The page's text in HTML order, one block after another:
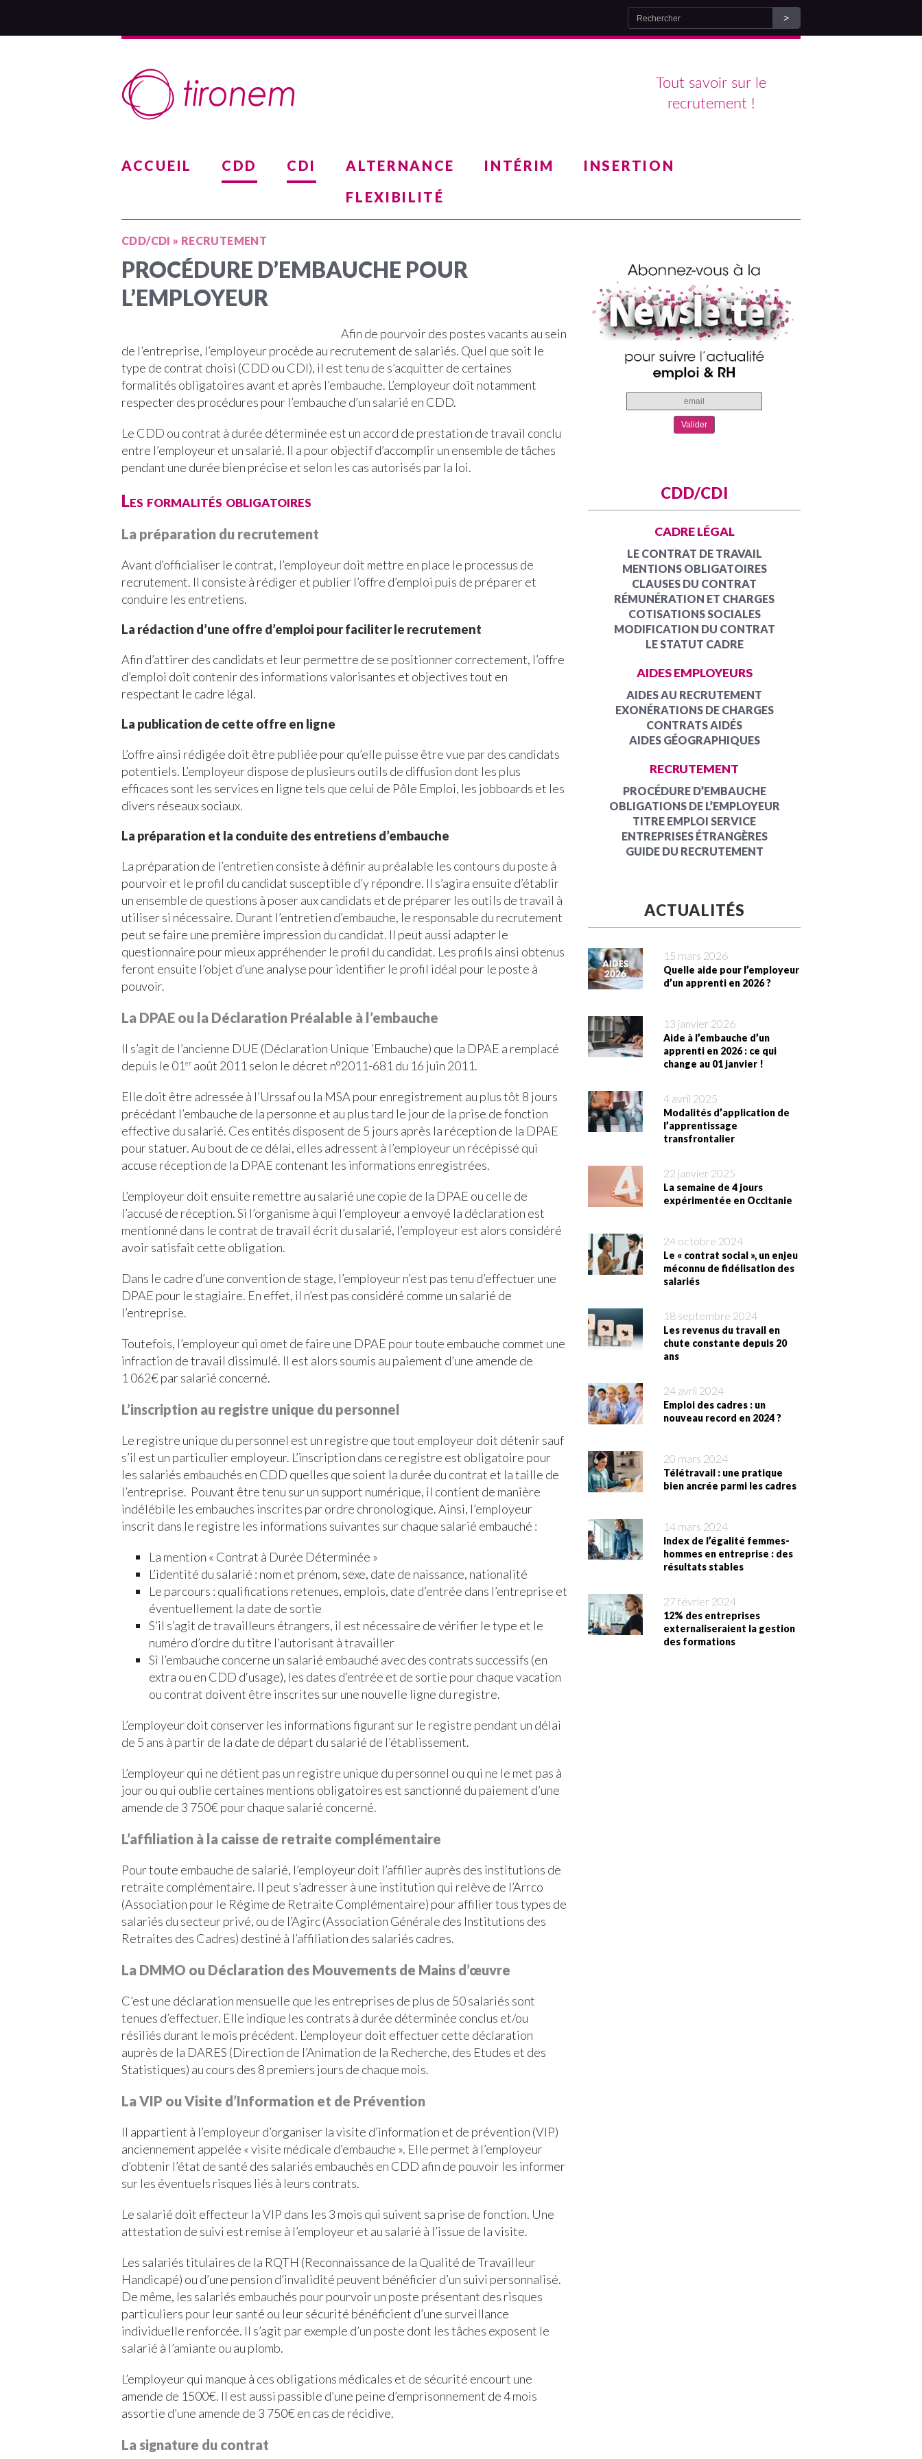
Tout savoir sur le
recrutement !
ACCUEIL CDD CDI ALTERNANCE INTÉRIM
INSERTION
FLEXIBILITÉ
CDD/CDI » RECRUTEMENT
PROCÉDURE D’EMBAUCHE POUR
L’EMPLOYEUR
Afin de pourvoir des postes vacants au sein
de l’entreprise, l’employeur procède au recrutement de salariés. Quel que soit le
type de contrat choisi (CDD ou CDI), il est tenu de s’acquitter de certaines
formalités obligatoires avant et après l’embauche. L’employeur doit notamment
respecter des procédures pour l’embauche d’un salarié en CDD.
Le CDD ou contrat à durée déterminée est un accord de prestation de travail conclu
entre l’employeur et un salarié. Il a pour objectif d’accomplir un ensemble de tâches
pendant une durée bien précise et selon les cas autorisés par la loi.
Les formalités obligatoires
La préparation du recrutement
Avant d’officialiser le contrat, l’employeur doit mettre en place le processus de
recrutement. Il consiste à rédiger et publier l’offre d’emploi puis de préparer et
conduire les entretiens.
La rédaction d’une offre d’emploi pour faciliter le recrutement
Afin d’attirer des candidats et leur permettre de se positionner correctement, l’offre
d’emploi doit contenir des informations valorisantes et objectives tout en
respectant le cadre légal.
La publication de cette offre en ligne
L’offre ainsi rédigée doit être publiée pour qu’elle puisse être vue par des candidats
potentiels. L’employeur dispose de plusieurs outils de diffusion dont les plus
efficaces sont les services en ligne tels que celui de Pôle Emploi, les jobboards et les
divers réseaux sociaux.
La préparation et la conduite des entretiens d’embauche
La préparation de l’entretien consiste à définir au préalable les contours du poste à
pourvoir et le profil du candidat susceptible d’y répondre. Il s’agira ensuite d’établir
un ensemble de questions à poser aux candidats et de préparer les outils de travail à
utiliser si nécessaire. Durant l’entretien d’embauche, le responsable du recrutement
peut se faire une première impression du candidat. Il peut aussi adapter le
questionnaire pour mieux appréhender le profil du candidat. Les profils ainsi obtenus
feront ensuite l’objet d’une analyse pour identifier le profil idéal pour le poste à
pouvoir.
La DPAE ou la Déclaration Préalable à l’embauche
Il s’agit de l’ancienne DUE (Déclaration Unique ‘Embauche) que la DPAE a remplacé
depuis le 01 er août 2011 selon le décret n°2011-681 du 16 juin 2011.
Elle doit être adressée à l’Urssaf ou la MSA pour enregistrement au plus tôt 8 jours
précédant l’embauche de la personne et au plus tard le jour de la prise de fonction
effective du salarié. Ces entités disposent de 5 jours après la réception de la DPAE
pour statuer. Au bout de ce délai, elles adressent à l’employeur un récépissé qui
accuse réception de la DPAE contenant les informations enregistrées.
L’employeur doit ensuite remettre au salarié une copie de la DPAE ou celle de
l’accusé de réception. Si l’organisme à qui l’employeur a envoyé la déclaration est
mentionné dans le contrat de travail écrit du salarié, l’employeur est alors considéré
avoir satisfait cette obligation.
Dans le cadre d’une convention de stage, l’employeur n’est pas tenu d’effectuer une
DPAE pour le stagiaire. En effet, il n’est pas considéré comme un salarié de
l’entreprise.
Toutefois, l’employeur qui omet de faire une DPAE pour toute embauche commet une
infraction de travail dissimulé. Il est alors soumis au paiement d’une amende de
1 062€ par salarié concerné.
L’inscription au registre unique du personnel
Le registre unique du personnel est un registre que tout employeur doit détenir sauf
s’il est un particulier employeur. L’inscription dans ce registre est obligatoire pour
les salariés embauchés en CDD quelles que soient la durée du contrat et la taille de
l’entreprise. Pouvant être tenu sur un support numérique, il contient de manière
indélébile les embauches inscrites par ordre chronologique. Ainsi, l’employeur
inscrit dans le registre les informations suivantes sur chaque salarié embauché :
La mention « Contrat à Durée Déterminée »
L’identité du salarié : nom et prénom, sexe, date de naissance, nationalité
Le parcours : qualifications retenues, emplois, date d’entrée dans l’entreprise et
éventuellement la date de sortie
S’il s’agit de travailleurs étrangers, il est nécessaire de vérifier le type et le
numéro d’ordre du titre l’autorisant à travailler
Si l’embauche concerne un salarié embauché avec des contrats successifs (en
extra ou en CDD d‘usage), les dates d’entrée et de sortie pour chaque vacation
ou contrat doivent être inscrites sur une nouvelle ligne du registre.
L’employeur doit conserver les informations figurant sur le registre pendant un délai
de 5 ans à partir de la date de départ du salarié de l’établissement.
L’employeur qui ne détient pas un registre unique du personnel ou qui ne le met pas à
jour ou qui oublie certaines mentions obligatoires est sanctionné du paiement d’une
amende de 3 750€ pour chaque salarié concerné.
L’affiliation à la caisse de retraite complémentaire
Pour toute embauche de salarié, l’employeur doit l’affilier auprès des institutions de
retraite complémentaire. Il peut s’adresser à une institution qui relève de l’Arrco
(Association pour le Régime de Retraite Complémentaire) pour affilier tous types de
salariés du secteur privé, ou de l’Agirc (Association Générale des Institutions des
Retraites des Cadres) destiné à l’affiliation des salariés cadres.
La DMMO ou Déclaration des Mouvements de Mains d’œuvre
C’est une déclaration mensuelle que les entreprises de plus de 50 salariés sont
tenues d’effectuer. Elle indique les contrats à durée déterminée conclus et/ou
résiliés durant le mois précédent. L’employeur doit effectuer cette déclaration
auprès de la DARES (Direction de l’Animation de la Recherche, des Etudes et des
Statistiques) au cours des 8 premiers jours de chaque mois.
La VIP ou Visite d’Information et de Prévention
Il appartient à l’employeur d’organiser la visite d’information et de prévention (VIP)
anciennement appelée « visite médicale d’embauche ». Elle permet à l’employeur
d’obtenir l’état de santé des salariés embauchés en CDD afin de pouvoir les informer
sur les éventuels risques liés à leurs contrats.
Le salarié doit effecteur la VIP dans les 3 mois qui suivent sa prise de fonction. Une
attestation de suivi est remise à l’employeur et au salarié à l’issue de la visite.
Les salariés titulaires de la RQTH (Reconnaissance de la Qualité de Travailleur
Handicapé) ou d’une pension d’invalidité peuvent bénéficier d’un suivi personnalisé.
De même, les salariés embauchés pour pourvoir un poste présentant des risques
particuliers pour leur santé ou leur sécurité bénéficient d’une surveillance
individuelle renforcée. Il s’agit par exemple d’un poste dont les tâches exposent le
salarié à l’amiante ou au plomb.
L’employeur qui manque à ces obligations médicales et de sécurité encourt une
amende de 1500€. Il est aussi passible d’une peine d’emprisonnement de 4 mois
assortie d’une amende de 3 750€ en cas de récidive.
La signature du contrat
CDD/CDI
CADRE LÉGAL
LE CONTRAT DE TRAVAIL
MENTIONS OBLIGATOIRES
CLAUSES DU CONTRAT
RÉMUNÉRATION ET CHARGES
COTISATIONS SOCIALES
MODIFICATION DU CONTRAT
LE STATUT CADRE
AIDES EMPLOYEURS
AIDES AU RECRUTEMENT
EXONÉRATIONS DE CHARGES
CONTRATS AIDÉS
AIDES GÉOGRAPHIQUES
RECRUTEMENT
PROCÉDURE D’EMBAUCHE
OBLIGATIONS DE L’EMPLOYEUR
TITRE EMPLOI SERVICE
ENTREPRISES ÉTRANGÈRES
GUIDE DU RECRUTEMENT
ACTUALITÉS
15 mars 2026
Quelle aide pour l’employeur
d’un apprenti en 2026 ?
13 janvier 2026
Aide à l’embauche d’un
apprenti en 2026 : ce qui
change au 01 janvier !
4 avril 2025
Modalités d’application de
l’apprentissage
transfrontalier
22 janvier 2025
La semaine de 4 jours
expérimentée en Occitanie
24 octobre 2024
Le « contrat social », un enjeu
méconnu de fidélisation des
salariés
18 septembre 2024
Les revenus du travail en
chute constante depuis 20
ans
24 avril 2024
Emploi des cadres : un
nouveau record en 2024 ?
20 mars 2024
Télétravail : une pratique
bien ancrée parmi les cadres
14 mars 2024
Index de l’égalité femmes-
hommes en entreprise : des
résultats stables
27 février 2024
12% des entreprises
externaliseraient la gestion
des formations